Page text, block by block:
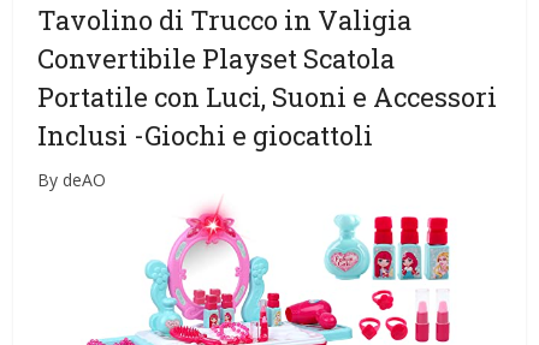
Tavolino di Trucco in Valigia
Convertibile Playset Scatola
Portatile con Luci, Suoni e Accessori
Inclusi -Giochi e giocattoli
By deAO